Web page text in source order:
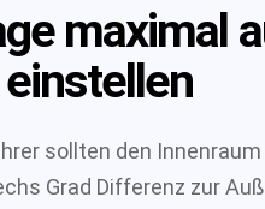
maximal
sollten den
Grad Differenz zur